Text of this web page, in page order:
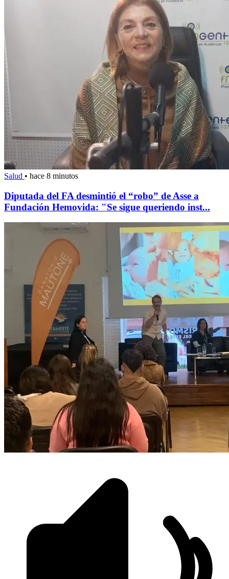
Salud • hace 8 minutos
Diputada del FA desmintió el “robo” de Asse a
Fundación Hemovida: "Se sigue queriendo inst...